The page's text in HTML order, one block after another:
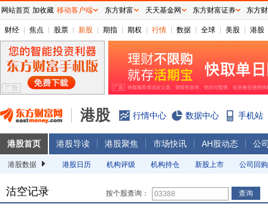
财经 焦点 股票 新股 期指 期权 行情 数据 全球 美股 港股
港股 行情中心 数据中心 手机站
港股首页 港股导读 港股聚焦 市场快讯 AH股动态 公
港股数据 港股日历 机构评级 机构持仓 新股上市 公司回购
沽空记录 按个股查询：
网站首页 加收藏 移动客户端 东方财富 天天基金网 东方财富证券 东方